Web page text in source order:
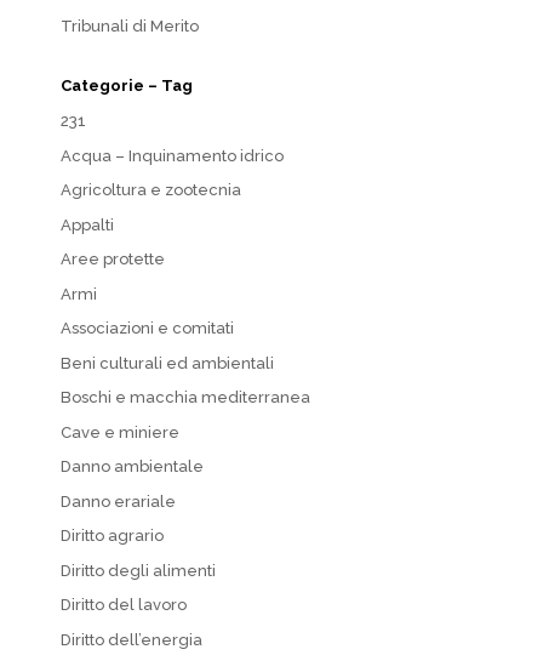
Tribunali di Merito
Categorie – Tag
231
Acqua – Inquinamento idrico
Agricoltura e zootecnia
Appalti
Aree protette
Armi
Associazioni e comitati
Beni culturali ed ambientali
Boschi e macchia mediterranea
Cave e miniere
Danno ambientale
Danno erariale
Diritto agrario
Diritto degli alimenti
Diritto del lavoro
Diritto dell’energia